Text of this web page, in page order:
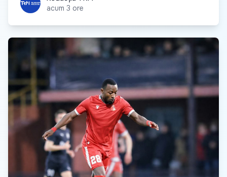
acum 3 ore